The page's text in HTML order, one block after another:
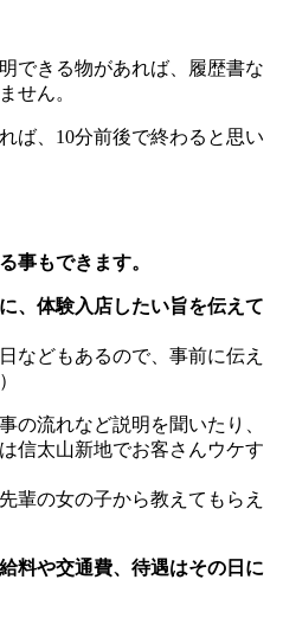
できる物があれば、履歴書な
せん。
ば、10分前後で終わると思い
事もできます。
、体験入店したい旨を伝えて
などもあるので、事前に伝え
の流れなど説明を聞いたり、
信太山新地でお客さんウケす
輩の女の子から教えてもらえ
料や交通費、待遇はその日に